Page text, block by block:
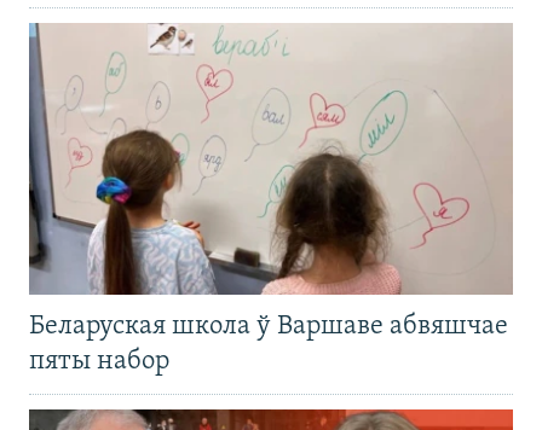
Беларуская школа ў Варшаве абвяшчае
пяты набор